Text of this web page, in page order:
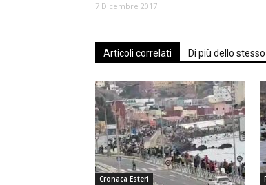
7 Dicembre 2017
Articoli correlati Di più dello
Cronaca Esteri